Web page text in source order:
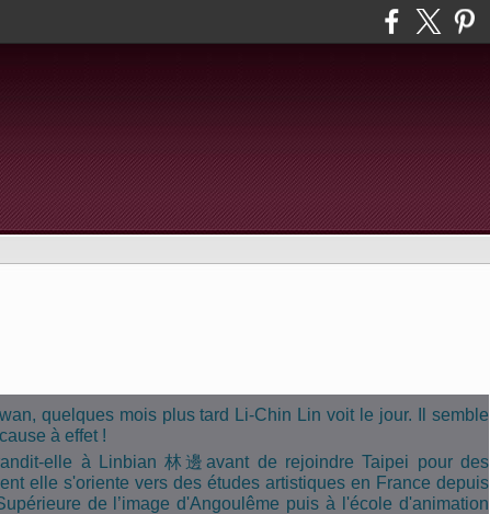
quelques mois plus tard Li-Chin Lin voit le jour. Il semble
à effet !
elle à Linbian 林邊avant de rejoindre Taipei pour des
elle s'oriente vers des études artistiques en France depuis
de l’image d'Angoulême puis à l'école d'animation